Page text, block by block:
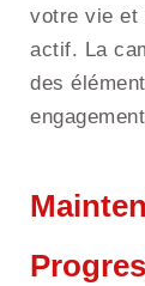
votre vie et
actif. La
des